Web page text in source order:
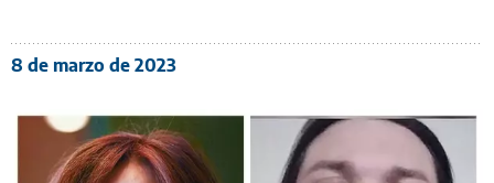
8 de marzo de 2023